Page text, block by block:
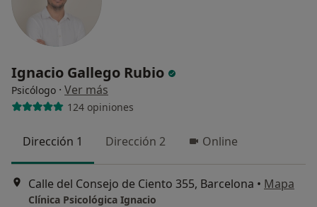
Ignacio Gallego Rubio
Psicólogo · Ver más
124 opiniones
Dirección 1 Dirección 2 Online
Calle del Consejo de Ciento 355, Barcelona • Mapa
Clínica Psicológica Ignacio